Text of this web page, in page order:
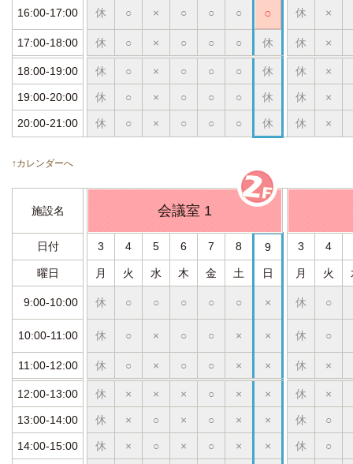
16:00-17:00 休 ○ × ○ ○ ○ ○ 休 ×
17:00-18:00 休 ○ × ○ ○ ○ 休 休 ×
18:00-19:00 休 ○ × ○ ○ ○ 休 休 ×
19:00-20:00 休 ○ × ○ ○ ○ 休 休 ×
20:00-21:00 休 ○ × ○ ○ ○ 休 休 ×
↑カレンダーへ
施設名 会議室 1
日付 3 4 5 6 7 8 9 3 4
曜日 月 火 水 木 金 土 日 月 火
9:00-10:00 休 ○ ○ ○ ○ ○ × 休 ○
10:00-11:00 休 ○ × ○ ○ × × 休 ○
11:00-12:00 休 ○ × ○ ○ × × 休 ×
12:00-13:00 休 × × × ○ × × 休 ×
13:00-14:00 休 × ○ × ○ × × 休 ○
14:00-15:00 休 × ○ × ○ × × 休 ○